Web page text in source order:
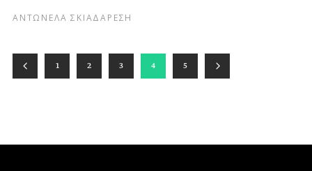
ΑΝΤΩΝΕΛΑ ΣΚΙΑΔΑΡΕΣΗ
1 2 3 4 5